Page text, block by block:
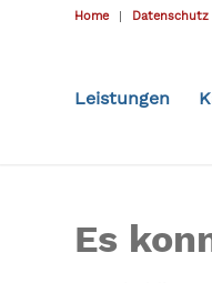
Home Datenschutz
Leistungen
Es